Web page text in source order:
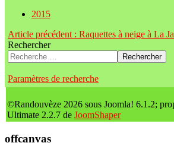
2015
Article précédent : Raquettes à neige à La
Rechercher
Rechercher
Paramètres de recherche
©Randouvèze 2026 sous Joomla! 6.1.2;
Ultimate 2.2.7 de JoomShaper
offcanvas